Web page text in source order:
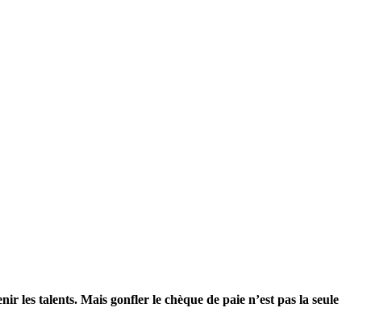
les talents. Mais gonfler le chèque de paie n’est pas la seule